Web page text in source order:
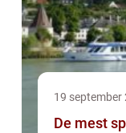
19 september
De mest